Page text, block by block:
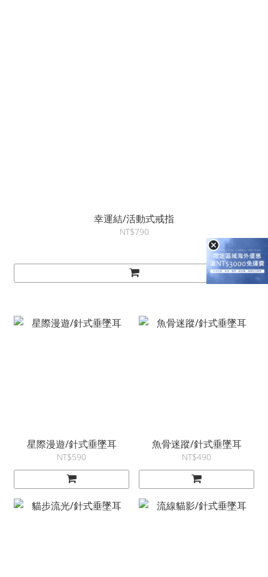
幸運結/活動式戒指
NT$790
星際漫遊/針式垂墜耳
NT$590
魚骨迷蹤/針式垂墜耳
NT$490